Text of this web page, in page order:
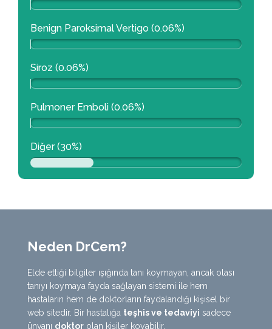
Benign Paroksimal Vertigo (0.06%)
Siroz (0.06%)
Pulmoner Emboli (0.06%)
Diğer (30%)
Neden DrCem?
Elde ettiği bilgiler ışığında tanı koymayan, ancak olası
tanıyı koymaya fayda sağlayan sistemi ile hem
hastaların hem de doktorların faydalandığı kişisel bir
web sitedir. Bir hastalığa teşhis ve tedaviyi sadece
ünvanı doktor olan kişiler koyabilir.